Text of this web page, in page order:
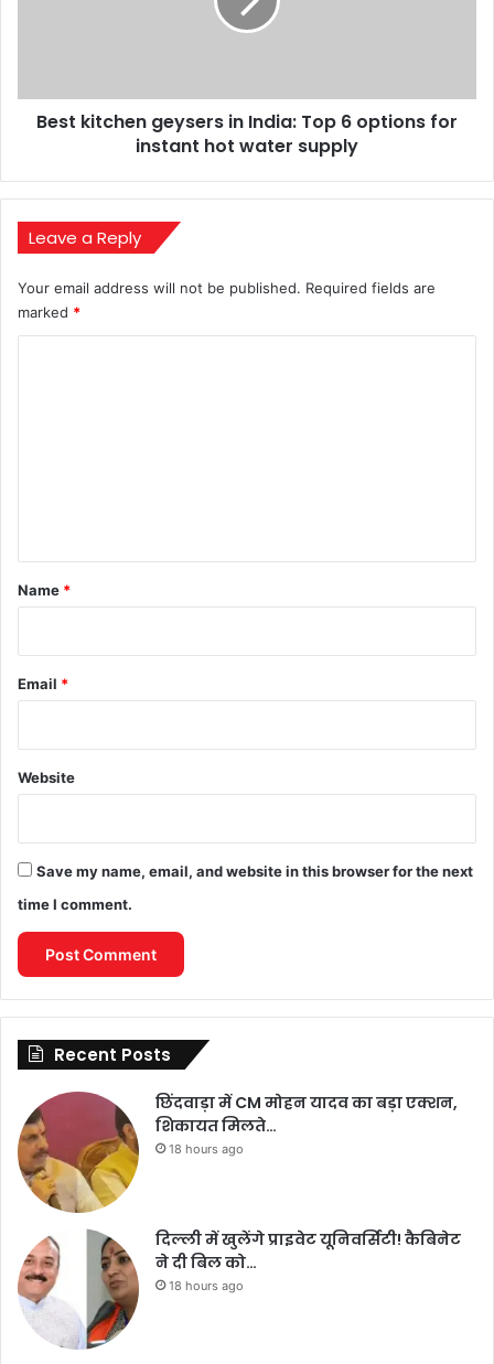
for
instant
Best kitchen geysers in India: Top 6 options for
instant hot water supply
Leave a Reply
Your email address will not be published. Required fields are
marked *
*
Name *
Email *
Website
Save my name, email, and website in this browser for the next
time I comment.
Recent Posts
छिंदवाड़ा में CM मोहन यादव का बड़ा एक्शन,
शिकायत मिलते…
18 hours ago
दिल्ली में खुलेंगे प्राइवेट यूनिवर्सिटी! कैबिनेट
ने दी बिल को…
18 hours ago